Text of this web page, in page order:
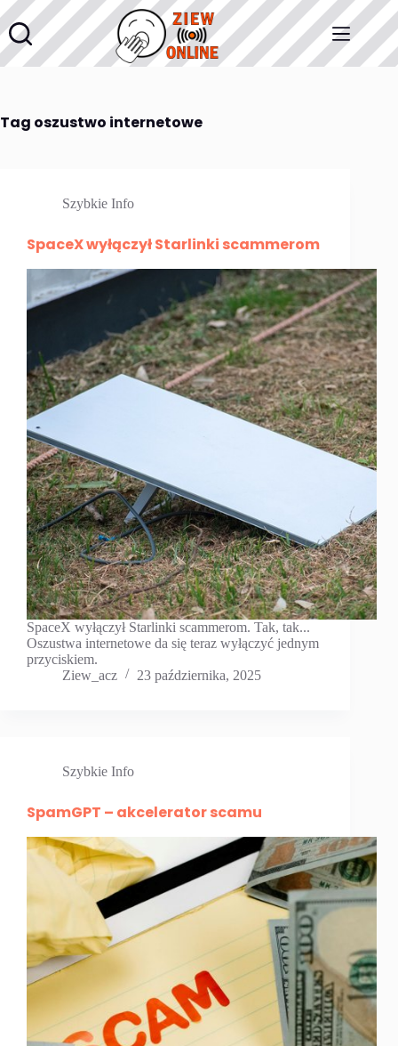
Przejdź
do
treści
Tag oszustwo internetowe
Szybkie Info
SpaceX wyłączył Starlinki scammerom
SpaceX wyłączył Starlinki scammerom. Tak, tak...
Oszustwa internetowe da się teraz wyłączyć jednym
przyciskiem.
Ziew_acz
23 października, 2025
Szybkie Info
SpamGPT – akcelerator scamu